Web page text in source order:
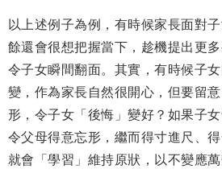
以上述例子為例，有時候家長面對
餘還會很想把握當下，趁機提出更
令子女瞬間翻面。其實，有時候子
變，作為家長自然很開心，但要留
形，令子女「後悔」變好？如果子
令父母得意忘形，繼而得寸進尺、
就會「學習」維持原狀，以不變應